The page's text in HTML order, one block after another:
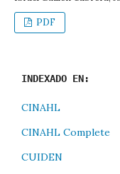
PDF
INDEXADO EN:
CINAHL
CINAHL Complete
CUIDEN